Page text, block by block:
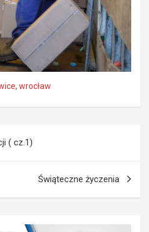
, wrocław
( cz.1)
Świąteczne życzenia